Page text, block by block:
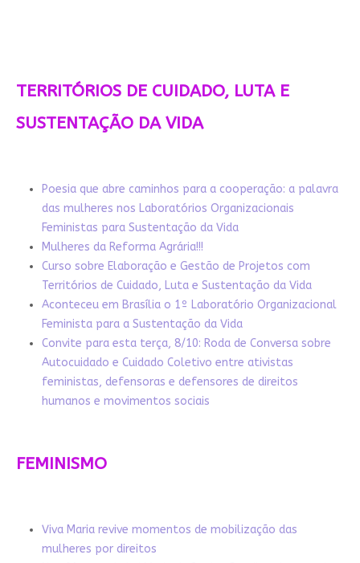
TERRITÓRIOS DE CUIDADO, LUTA E
SUSTENTAÇÃO DA VIDA
Poesia que abre caminhos para a cooperação: a palavra
das mulheres nos Laboratórios Organizacionais
Feministas para Sustentação da Vida
Mulheres da Reforma Agrária!!!
Curso sobre Elaboração e Gestão de Projetos com
Territórios de Cuidado, Luta e Sustentação da Vida
Aconteceu em Brasília o 1º Laboratório Organizacional
Feminista para a Sustentação da Vida
Convite para esta terça, 8/10: Roda de Conversa sobre
Autocuidado e Cuidado Coletivo entre ativistas
feministas, defensoras e defensores de direitos
humanos e movimentos sociais
FEMINISMO
Viva Maria revive momentos de mobilização das
mulheres por direitos